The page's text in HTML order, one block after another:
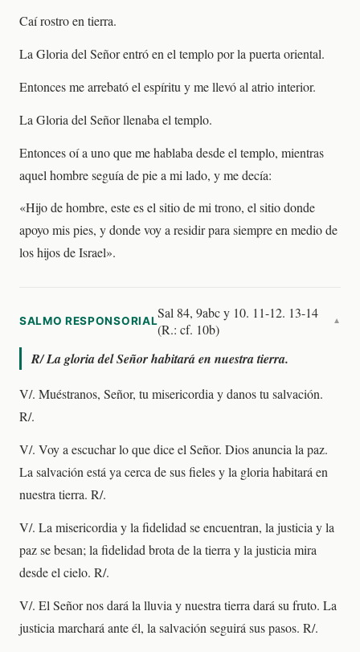
Caí rostro en tierra.
La Gloria del Señor entró en el templo por la puerta oriental.
Entonces me arrebató el espíritu y me llevó al atrio interior.
La Gloria del Señor llenaba el templo.
Entonces oí a uno que me hablaba desde el templo, mientras
aquel hombre seguía de pie a mi lado, y me decía:
«Hijo de hombre, este es el sitio de mi trono, el sitio donde
apoyo mis pies, y donde voy a residir para siempre en medio de
los hijos de Israel».
SALMO RESPONSORIALSal 84, 9abc y 10. 11-12. 13-14
(R.: cf. 10b)
▼
R/La gloria del Señor habitará en nuestra tierra.
V/. Muéstranos, Señor, tu misericordia y danos tu salvación.
R/.
V/. Voy a escuchar lo que dice el Señor. Dios anuncia la paz.
La salvación está ya cerca de sus fieles y la gloria habitará en
nuestra tierra. R/.
V/. La misericordia y la fidelidad se encuentran, la justicia y la
paz se besan; la fidelidad brota de la tierra y la justicia mira
desde el cielo. R/.
V/. El Señor nos dará la lluvia y nuestra tierra dará su fruto. La
justicia marchará ante él, la salvación seguirá sus pasos. R/.